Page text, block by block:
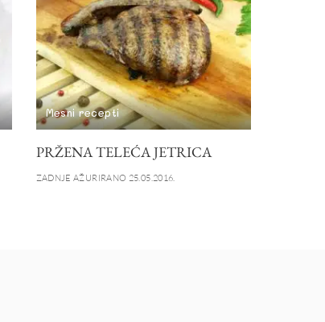
Mesni recepti
PRŽENA TELEĆA JETRICA
ZADNJE AŽURIRANO 25.05.2016.